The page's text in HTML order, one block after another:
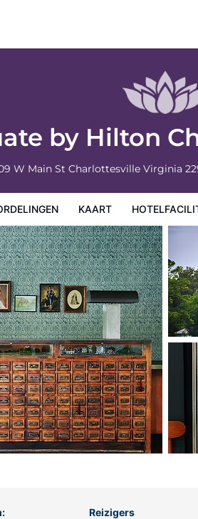
by Hilton
W Main St Charlottesville Virginia
KAART
Reizigers